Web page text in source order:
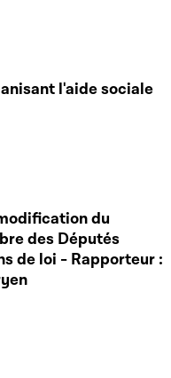
l'aide sociale
du
des Députés
de loi - Rapporteur :